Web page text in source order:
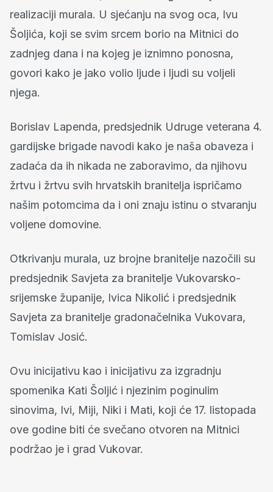
realizaciji murala. U sjećanju na svog oca, Ivu
Šoljića, koji se svim srcem borio na Mitnici do
zadnjeg dana i na kojeg je iznimno ponosna,
govori kako je jako volio ljude i ljudi su voljeli
njega.
Borislav Lapenda, predsjednik Udruge veterana 4.
gardijske brigade navodi kako je naša obaveza i
zadaća da ih nikada ne zaboravimo, da njihovu
žrtvu i žrtvu svih hrvatskih branitelja ispričamo
našim potomcima da i oni znaju istinu o stvaranju
voljene domovine.
Otkrivanju murala, uz brojne branitelje nazočili su
predsjednik Savjeta za branitelje Vukovarsko-
srijemske županije, Ivica Nikolić i predsjednik
Savjeta za branitelje gradonačelnika Vukovara,
Tomislav Josić.
Ovu inicijativu kao i inicijativu za izgradnju
spomenika Kati Šoljić i njezinim poginulim
sinovima, Ivi, Miji, Niki i Mati, koji će 17. listopada
ove godine biti će svečano otvoren na Mitnici
podržao je i grad Vukovar.